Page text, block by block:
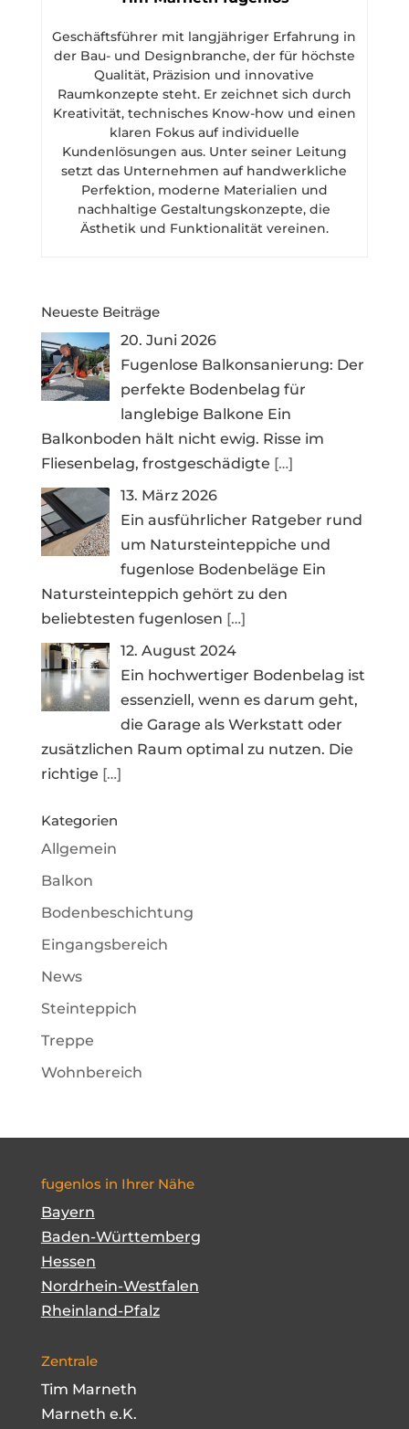
Geschäftsführer mit langjähriger Erfahrung in
der Bau- und Designbranche, der für höchste
Qualität, Präzision und innovative
Raumkonzepte steht. Er zeichnet sich durch
Kreativität, technisches Know-how und einen
klaren Fokus auf individuelle
Kundenlösungen aus. Unter seiner Leitung
setzt das Unternehmen auf handwerkliche
Perfektion, moderne Materialien und
nachhaltige Gestaltungskonzepte, die
Ästhetik und Funktionalität vereinen.
Neueste Beiträge
20. Juni 2026
Fugenlose Balkonsanierung: Der
perfekte Bodenbelag für
langlebige Balkone Ein
Balkonboden hält nicht ewig. Risse im
Fliesenbelag, frostgeschädigte […]
13. März 2026
Ein ausführlicher Ratgeber rund
um Natursteinteppiche und
fugenlose Bodenbeläge Ein
Natursteinteppich gehört zu den
beliebtesten fugenlosen […]
12. August 2024
Ein hochwertiger Bodenbelag ist
essenziell, wenn es darum geht,
die Garage als Werkstatt oder
zusätzlichen Raum optimal zu nutzen. Die
richtige […]
Kategorien
Allgemein
Balkon
Bodenbeschichtung
Eingangsbereich
News
Steinteppich
Treppe
Wohnbereich
fugenlos in Ihrer Nähe
Bayern
Baden-Württemberg
Hessen
Nordrhein-Westfalen
Rheinland-Pfalz
Zentrale
Tim Marneth
Marneth e.K.